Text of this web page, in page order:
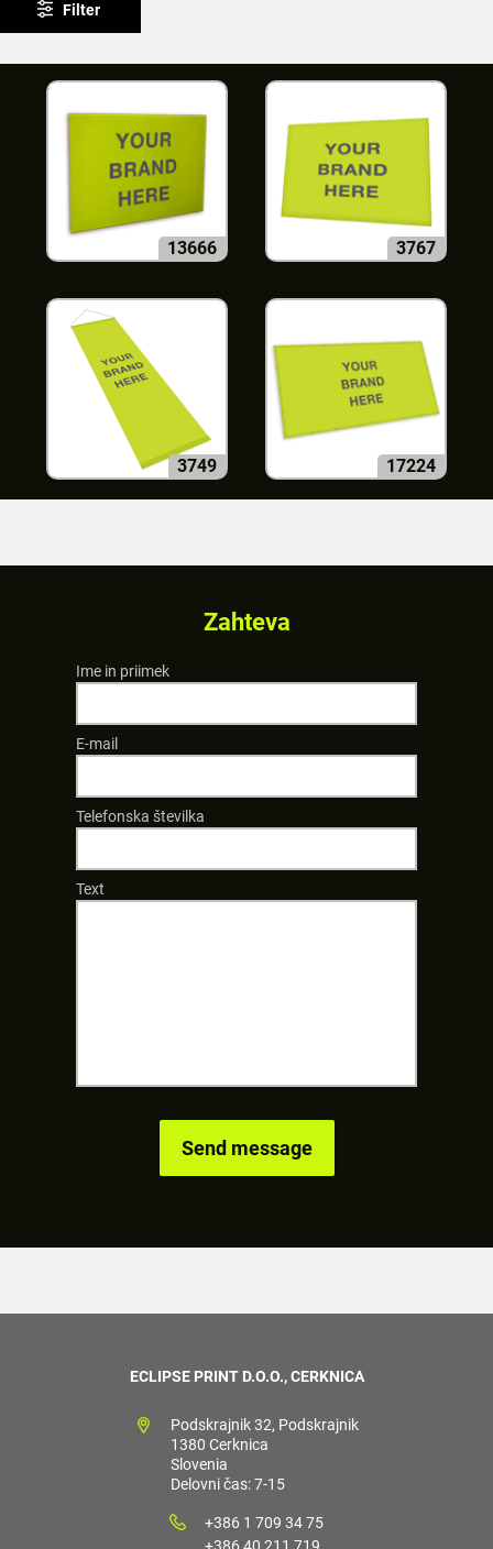
Filter
13666 3767
3749 17224
Zahteva
Ime in priimek
E-mail
Telefonska številka
Text
ECLIPSE PRINT D.O.O., CERKNICA
Podskrajnik 32, Podskrajnik
1380 Cerknica
Slovenia
Delovni čas: 7-15
+386 1 709 34 75